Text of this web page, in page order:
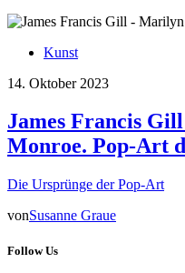
Kunst
14. Oktober 2023
James Francis
Monroe. Pop-Art
Die Ursprünge der Pop-Art
vonSusanne Graue
Follow Us